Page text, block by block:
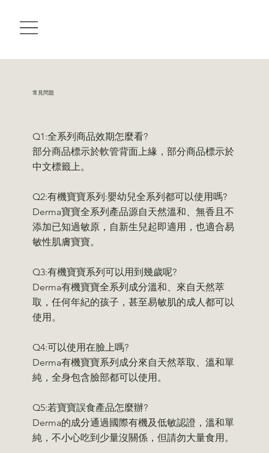
常見問題
Q1:全系列商品效期怎麼看?
部分商品標示於軟管背面上緣，部分商品標示於
中文標籤上。
Q2:有機寶寶系列:嬰幼兒全系列都可以使用嗎?
Derma寶寶全系列產品源自天然溫和、無香且不
添加已知過敏原，自新生兒起即適用，也適合易
敏性肌膚寶寶。
Q3:有機寶寶系列可以用到幾歲呢?
Derma有機寶寶全系列成分溫和、來自天然萃
取，任何年紀的孩子，甚至易敏肌的成人都可以
使用。
Q4:可以使用在臉上嗎?
Derma有機寶寶系列成分來自天然萃取、溫和單
純，全身包含臉部都可以使用。
Q5:若寶寶誤食產品怎麼辦?
Derma的成分通過國際有機及低敏認證，溫和單
純，不小心吃到少量沒關係，但請勿大量食用。